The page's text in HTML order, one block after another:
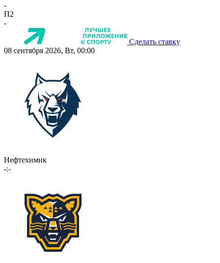
-
П2
-
Сделать ставку
08 сентября 2026, Вт, 00:00
Нефтехимик
-:-